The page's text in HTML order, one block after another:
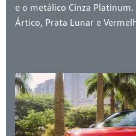
e o metálico Cinza
Ártico, Prata Lunar e